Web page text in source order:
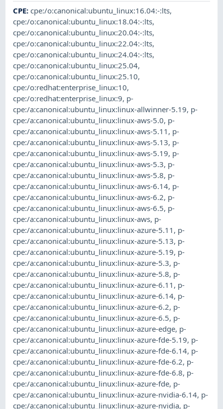
CPE:cpe:/o:canonical:ubuntu_linux:16.04:-:lts,
cpe:/o:canonical:ubuntu_linux:18.04:-:lts,
cpe:/o:canonical:ubuntu_linux:20.04:-:lts,
cpe:/o:canonical:ubuntu_linux:22.04:-:lts,
cpe:/o:canonical:ubuntu_linux:24.04:-:lts,
cpe:/o:canonical:ubuntu_linux:25.04,
cpe:/o:canonical:ubuntu_linux:25.10,
cpe:/o:redhat:enterprise_linux:10,
cpe:/o:redhat:enterprise_linux:9, p-
cpe:/a:canonical:ubuntu_linux:linux-allwinner-5.19, p-
cpe:/a:canonical:ubuntu_linux:linux-aws-5.0, p-
cpe:/a:canonical:ubuntu_linux:linux-aws-5.11 , p-
cpe:/a:canonical:ubuntu_linux:linux-aws-5.13, p-
cpe:/a:canonical:ubuntu_linux:linux-aws-5.19, p-
cpe:/a:canonical:ubuntu_linux:linux-aws-5.3, p-
cpe:/a:canonical:ubuntu_linux:linux-aws-5.8, p-
cpe:/a:canonical:ubuntu_linux:linux-aws-6.14, p-
cpe:/a:canonical:ubuntu_linux:linux-aws-6.2, p-
cpe:/a:canonical:ubuntu_linux:linux-aws-6.5, p-
cpe:/a:canonical:ubuntu_linux:linux-aws, p-
cpe:/a:canonical:ubuntu_linux:linux-azure-5.11 , p-
cpe:/a:canonical:ubuntu_linux:linux-azure-5.13, p-
cpe:/a:canonical:ubuntu_linux:linux-azure-5.19, p-
cpe:/a:canonical:ubuntu_linux:linux-azure-5.3, p-
cpe:/a:canonical:ubuntu_linux:linux-azure-5.8, p-
cpe:/a:canonical:ubuntu_linux:linux-azure-6.11 , p-
cpe:/a:canonical:ubuntu_linux:linux-azure-6.14, p-
cpe:/a:canonical:ubuntu_linux:linux-azure-6.2, p-
cpe:/a:canonical:ubuntu_linux:linux-azure-6.5, p-
cpe:/a:canonical:ubuntu_linux:linux-azure-edge, p-
cpe:/a:canonical:ubuntu_linux:linux-azure-fde-5.19, p-
cpe:/a:canonical:ubuntu_linux:linux-azure-fde-6.14, p-
cpe:/a:canonical:ubuntu_linux:linux-azure-fde-6.2, p-
cpe:/a:canonical:ubuntu_linux:linux-azure-fde-6.8, p-
cpe:/a:canonical:ubuntu_linux:linux-azure-fde, p-
cpe:/a:canonical:ubuntu_linux:linux-azure-nvidia-6.14, p-
cpe:/a:canonical:ubuntu_linux:linux-azure-nvidia, p-